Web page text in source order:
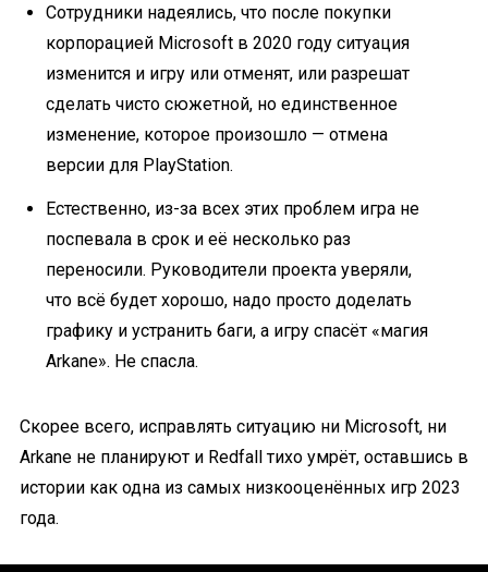
Сотрудники надеялись, что после покупки
корпорацией Microsoft в 2020 году ситуация
изменится и игру или отменят, или разрешат
сделать чисто сюжетной, но единственное
изменение, которое произошло — отмена
версии для PlayStation.
Естественно, из-за всех этих проблем игра не
поспевала в срок и её несколько раз
переносили. Руководители проекта уверяли,
что всё будет хорошо, надо просто доделать
графику и устранить баги, а игру спасёт «магия
Arkane». Не спасла.
Скорее всего, исправлять ситуацию ни Microsoft, ни
Arkane не планируют и Redfall тихо умрёт, оставшись в
истории как одна из самых низкооценённых игр 2023
года.